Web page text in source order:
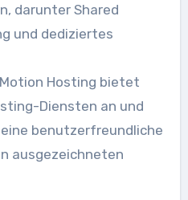
darunter Shared
und dediziertes
Hosting bietet
Diensten an und
benutzerfreundliche
ausgezeichneten